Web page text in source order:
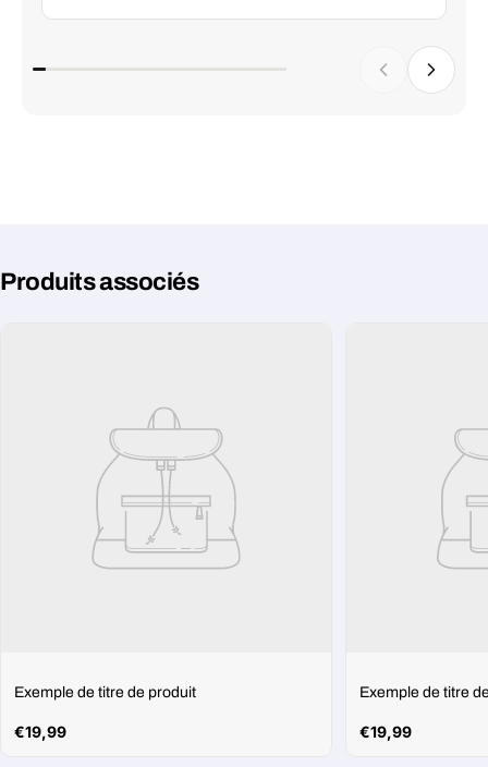
Produits associés
Exemple de titre de produit
Prix
€19,99
Exemple de titre
Prix
€19,99